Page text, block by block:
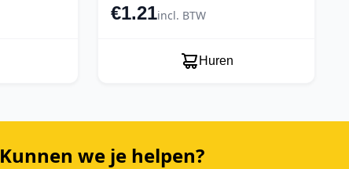
€1.21incl. BTW
Huren
Kunnen we je helpen?